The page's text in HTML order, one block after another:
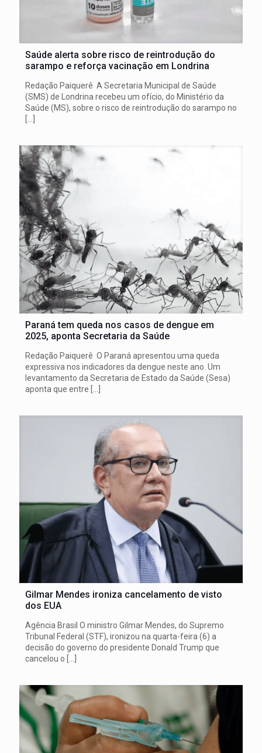
Saúde alerta sobre risco de reintrodução do
sarampo e reforça vacinação em Londrina
Redação Paiquerê A Secretaria Municipal de Saúde
(SMS) de Londrina recebeu um ofício, do Ministério da
Saúde (MS), sobre o risco de reintrodução do sarampo no
Paraná tem queda nos casos de dengue em
2025, aponta Secretaria da Saúde
Redação Paiquerê O Paraná apresentou uma queda
expressiva nos indicadores da dengue neste ano. Um
levantamento da Secretaria de Estado da Saúde (Sesa)
aponta que entre […]
Gilmar Mendes ironiza cancelamento de visto
dos EUA
Agência Brasil O ministro Gilmar Mendes, do Supremo
Tribunal Federal (STF), ironizou na quarta-feira (6) a
decisão do governo do presidente Donald Trump que
cancelou o